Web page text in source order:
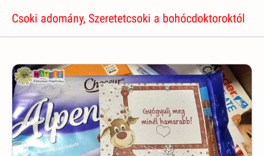
Csoki adomány, Szeretetcsoki a bohócdoktoroktól